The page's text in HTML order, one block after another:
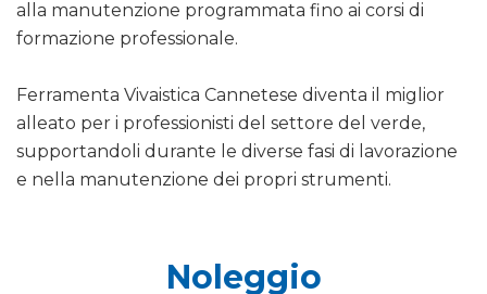
alla manutenzione programmata fino ai corsi di
formazione professionale.
Ferramenta Vivaistica Cannetese diventa il miglior
alleato per i professionisti del settore del verde,
supportandoli durante le diverse fasi di lavorazione
e nella manutenzione dei propri strumenti.
Noleggio